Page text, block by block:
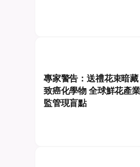
專家警告：送禮花束暗藏
致癌化學物 全球鮮花產業
監管現盲點